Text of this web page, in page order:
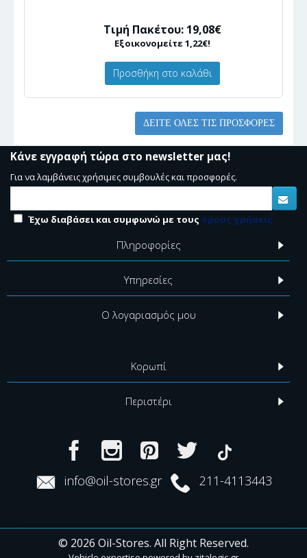
Τιμή Πακέτου: 19,08€
Εξοικονομείτε 1,22€!
Προσθήκη στο καλάθι
ΔΕΊΤΕ ΌΛΕΣ ΤΙΣ ΠΡΟΣΦΟΡΈΣ
Κάνε εγγραφή τώρα στο newsletter μας!
Για να λαμβάνεις χρήσιμες συμβουλές και προσφορές.
Έχω διαβάσει και συμφωνώ με τους όρους χρήσεις
Πληροφορίες
Υπηρεσίες
Ο λογαριασμός μου
Κορωπί
Περιστέρι
info@oil-stores.gr 211-4113443
© 2026 Oil-Stores. All Right Reserved.